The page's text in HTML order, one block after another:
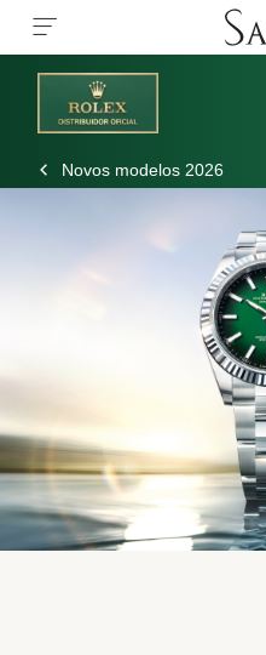
Novos modelos 2026